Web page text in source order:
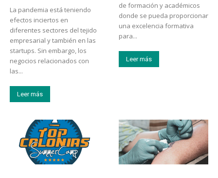
La pandemia está teniendo
efectos inciertos en
diferentes sectores del tejido
empresarial y también en las
startups. Sin embargo, los
negocios relacionados con
las...
Leer más
de formación y académicos
donde se pueda proporcionar
una excelencia formativa
para...
Leer más